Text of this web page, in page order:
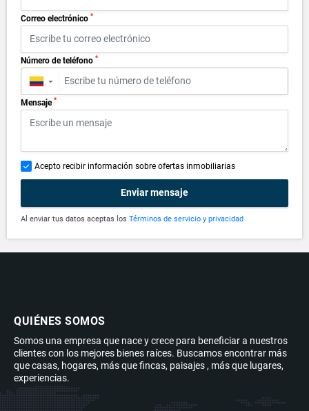
Correo electrónico *
Número de teléfono *
▼
Mensaje *
Acepto recibir información sobre ofertas inmobiliarias
Enviar mensaje
Al enviar tus datos aceptas los Términos de servicio y privacidad
QUIÉNES SOMOS
Somos una empresa que nace y crece para beneficiar a nuestros
clientes con los mejores bienes raíces. Buscamos encontrar más
que casas, hogares, más que fincas, paisajes , más que lugares,
experiencias.